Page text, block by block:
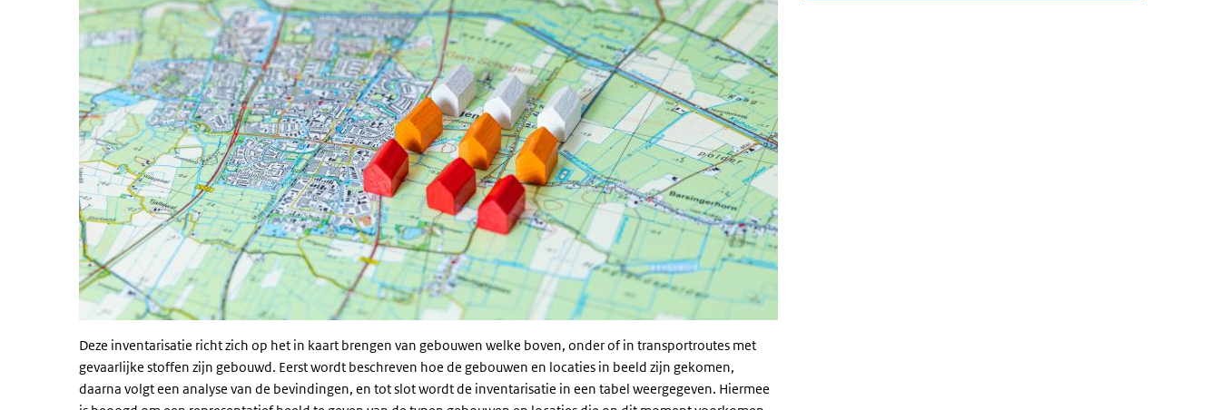
Deze inventarisatie richt zich op het in kaart brengen van gebouwen welke boven, onder of in transportroutes met
gevaarlijke stoffen zijn gebouwd. Eerst wordt beschreven hoe de gebouwen en locaties in beeld zijn gekomen,
daarna volgt een analyse van de bevindingen, en tot slot wordt de inventarisatie in een tabel weergegeven. Hiermee